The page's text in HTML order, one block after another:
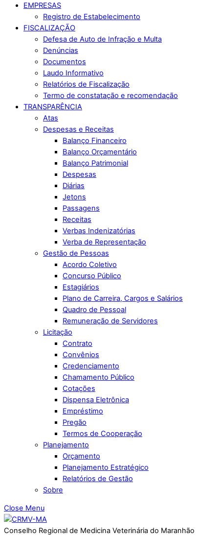
EMPRESAS
Registro de Estabelecimento
FISCALIZAÇÃO
Defesa de Auto de Infração e Multa
Denúncias
Documentos
Laudo Informativo
Relatórios de Fiscalização
Termo de constatação e recomendação
TRANSPARÊNCIA
Atas
Despesas e Receitas
Balanço Financeiro
Balanço Orçamentário
Balanço Patrimonial
Despesas
Diárias
Jetons
Passagens
Receitas
Verbas Indenizatórias
Verba de Representação
Gestão de Pessoas
Acordo Coletivo
Concurso Público
Estagiários
Plano de Carreira, Cargos e Salários
Quadro de Pessoal
Remuneração de Servidores
Licitação
Contrato
Convênios
Credenciamento
Chamamento Público
Cotações
Dispensa Eletrônica
Empréstimo
Pregão
Termos de Cooperação
Planejamento
Orçamento
Planejamento Estratégico
Relatórios de Gestão
Sobre
Close Menu
Conselho Regional de Medicina Veterinária do Maranhão